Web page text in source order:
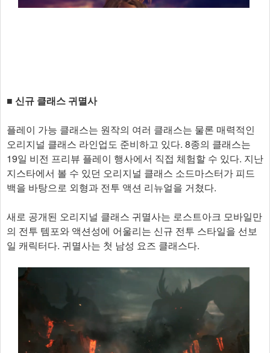
■ 신규 클래스 귀멸사
플레이 가능 클래스는 원작의 여러 클래스는 물론 매력적인
오리지널 클래스 라인업도 준비하고 있다. 8종의 클래스는
19일 비전 프리뷰 플레이 행사에서 직접 체험할 수 있다. 지난
지스타에서 볼 수 있던 오리지널 클래스 소드마스터가 피드
백을 바탕으로 외형과 전투 액션 리뉴얼을 거쳤다.
새로 공개된 오리지널 클래스 귀멸사는 로스트아크 모바일만
의 전투 템포와 액션성에 어울리는 신규 전투 스타일을 선보
일 캐릭터다. 귀멸사는 첫 남성 요즈 클래스다.